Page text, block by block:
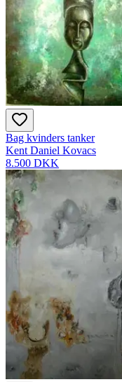
Bag kvinders tanker
Kent Daniel Kovacs
8.500 DKK